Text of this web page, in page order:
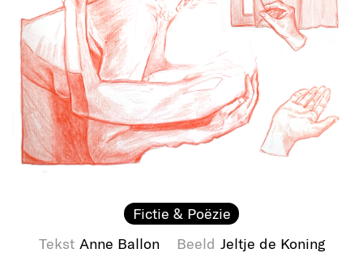
Fictie & Poëzie
Tekst Anne Ballon Beeld Jeltje de Koning